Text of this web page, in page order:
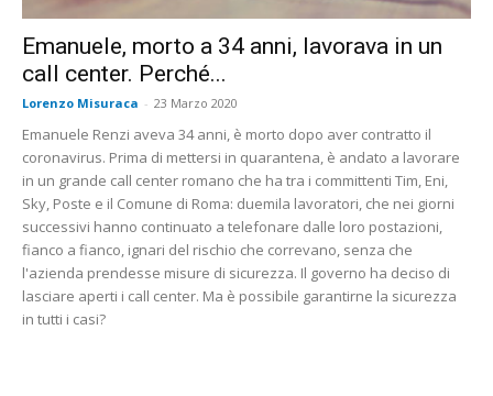
Emanuele, morto a 34 anni, lavorava in un
call center. Perché...
Lorenzo Misuraca - 23 Marzo 2020
Emanuele Renzi aveva 34 anni, è morto dopo aver contratto il
coronavirus. Prima di mettersi in quarantena, è andato a lavorare
in un grande call center romano che ha tra i committenti Tim, Eni,
Sky, Poste e il Comune di Roma: duemila lavoratori, che nei giorni
successivi hanno continuato a telefonare dalle loro postazioni,
fianco a fianco, ignari del rischio che correvano, senza che
l'azienda prendesse misure di sicurezza. Il governo ha deciso di
lasciare aperti i call center. Ma è possibile garantirne la sicurezza
in tutti i casi?